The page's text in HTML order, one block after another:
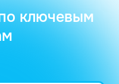
ключевым